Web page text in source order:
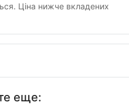
Ціна нижче вкладених
еще: